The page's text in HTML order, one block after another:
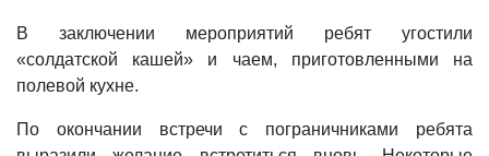
В заключении мероприятий ребят угостили
«солдатской кашей» и чаем, приготовленными на
полевой кухне.
По окончании встречи с пограничниками ребята